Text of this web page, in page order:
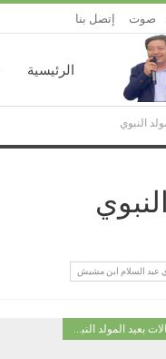
صوت إتصل بنا
الرئيسية
النبوي
عبد السلام ابن مشيش
الإحتفالات بعيد المولد النبوي